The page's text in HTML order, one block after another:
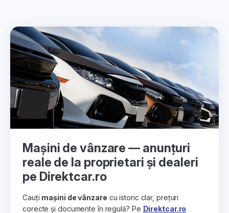
Mașini de vânzare — anunțuri
reale de la proprietari și dealeri
pe Direktcar.ro
Cauți mașini de vânzare cu istoric clar, prețuri
corecte și documente în regulă? Pe Direktcar.ro